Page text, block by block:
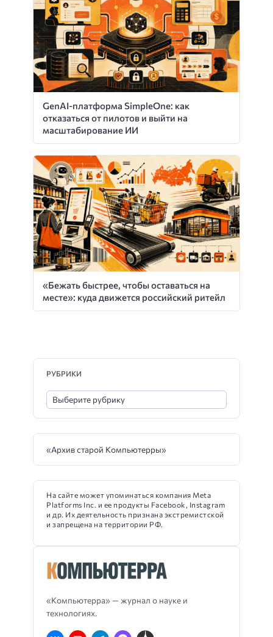
GenAI-платформа SimpleOne: как
отказаться от пилотов и выйти на
масштабирование ИИ
«Бежать быстрее, чтобы оставаться на
месте»: куда движется российский ритейл
«Компьютерра» — журнал о науке и
технологиях.
РУБРИКИ
«Архив старой Компьютерры»
На сайте может упоминаться компания Meta
Platforms Inc. и ее продукты Facebook, Instagram
и др. Их деятельность признана экстремистской
и запрещена на территории РФ.